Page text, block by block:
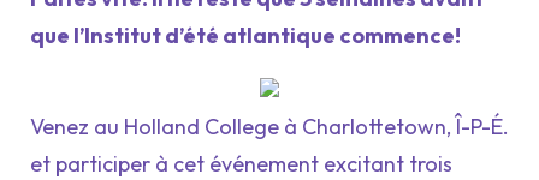
que l’Institut d’été atlantique commence!
Venez au Holland College à Charlottetown, Î-P-É.
et participer à cet événement excitant trois